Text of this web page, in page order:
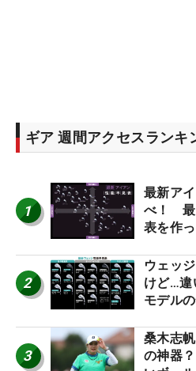
ギア 週間アクセスランキ
1
最新ア
べ！ 最
表を作
2
ウェッ
けど…違
モデル
3
桑木志
の神器